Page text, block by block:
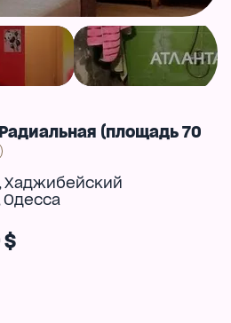
(площадь 70
,Хаджибейский
Одесса
$